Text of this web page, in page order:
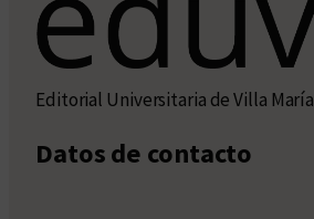
Editorial Universitaria de Villa María
Datos de contacto